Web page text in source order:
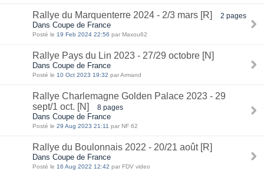
Rallye du Marquenterre 2024 - 2/3 mars [R] 2 pages
Dans Coupe de France
Posté le 19 Feb 2024 22:56 par Maxou62
Rallye Pays du Lin 2023 - 27/29 octobre [N]
Dans Coupe de France
Posté le 10 Oct 2023 19:32 par Armand
Rallye Charlemagne Golden Palace 2023 - 29
sept/1 oct. [N]
8 pages
Dans Coupe de France
Posté le 29 Aug 2023 21:11 par NF 62
Rallye du Boulonnais 2022 - 20/21 août [R]
Dans Coupe de France
Posté le 16 Aug 2022 12:42 par FDV video